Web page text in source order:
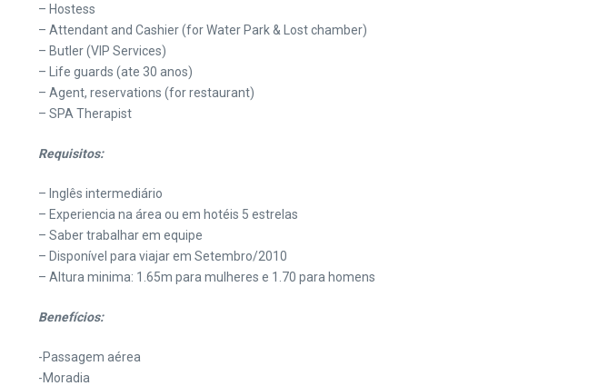
– Hostess
– Attendant and Cashier (for Water Park & Lost chamber)
– Butler (VIP Services)
– Life guards (ate 30 anos)
– Agent, reservations (for restaurant)
– SPA Therapist
Requisitos:
– Inglês intermediário
– Experiencia na área ou em hotéis 5 estrelas
– Saber trabalhar em equipe
– Disponível para viajar em Setembro/2010
– Altura minima: 1.65m para mulheres e 1.70 para homens
Benefícios:
-Passagem aérea
-Moradia